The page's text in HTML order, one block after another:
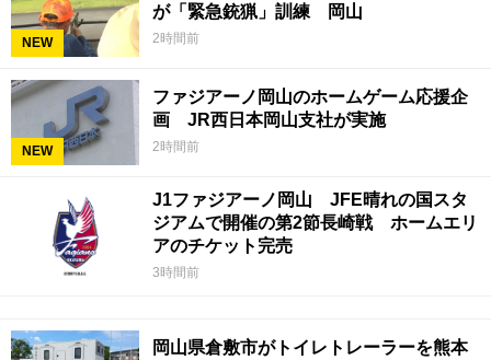
NEW
が「緊急銃猟」訓練 岡山
2時間前
NEW
ファジアーノ岡山のホームゲーム応援企
画 JR西日本岡山支社が実施
2時間前
J1ファジアーノ岡山 JFE晴れの国スタ
ジアムで開催の第2節長崎戦 ホームエリ
アのチケット完売
3時間前
岡山県倉敷市がトイレトレーラーを熊本